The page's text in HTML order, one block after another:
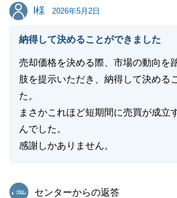
閉じる
I様
I様 2026年5月2日
納得して決めることができました
売却価格を決める際、市場の動向を
肢を提示いただき、納得して決める
た。
まさかこれほど短期間に売買が成立
んでした。
感謝しかありません。
東急リバブル
センターからの返答